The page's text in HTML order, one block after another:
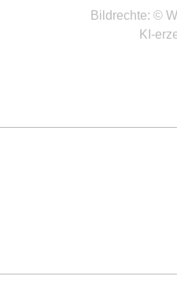
Bildrechte: ©
KI-